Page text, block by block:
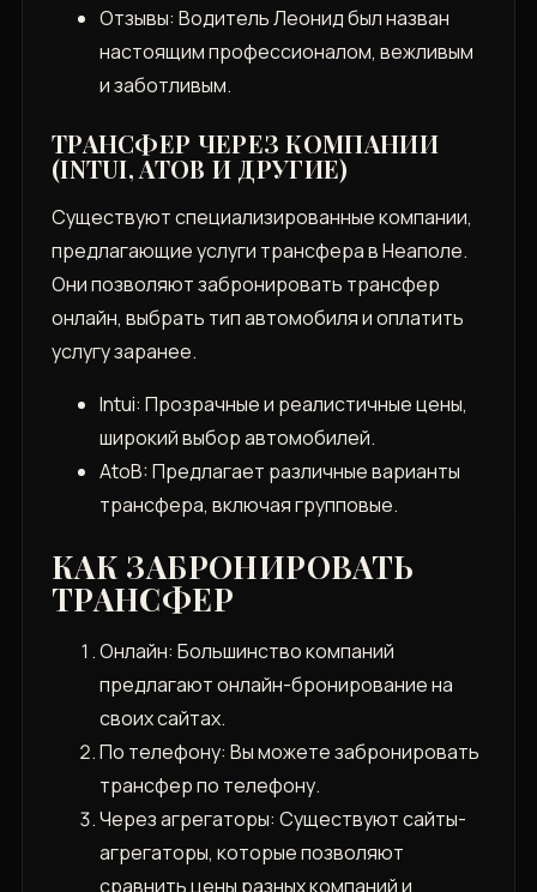
Отзывы: Водитель Леонид был назван
настоящим профессионалом, вежливым
и заботливым.
ТРАНСФЕР ЧЕРЕЗ КОМПАНИИ
(INTUI, ATOB И ДРУГИЕ)
Существуют специализированные компании,
предлагающие услуги трансфера в Неаполе.
Они позволяют забронировать трансфер
онлайн, выбрать тип автомобиля и оплатить
услугу заранее.
Intui: Прозрачные и реалистичные цены,
широкий выбор автомобилей.
AtoB: Предлагает различные варианты
трансфера, включая групповые.
КАК ЗАБРОНИРОВАТЬ
ТРАНСФЕР
Онлайн: Большинство компаний
предлагают онлайн-бронирование на
своих сайтах.
По телефону: Вы можете забронировать
трансфер по телефону.
Через агрегаторы: Существуют сайты-
агрегаторы, которые позволяют
сравнить цены разных компаний и